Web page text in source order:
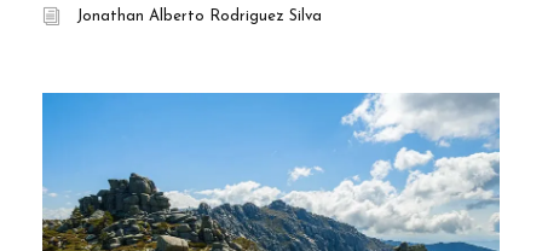
Jonathan Alberto Rodriguez Silva